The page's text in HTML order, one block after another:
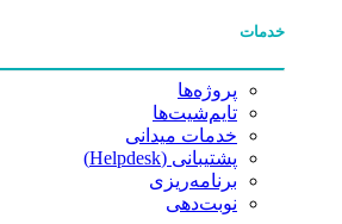
خدمات
پروژه‌ها
تایم‌شیت‌ها
خدمات میدانی
پشتیبانی (Helpdesk)
برنامه‌ریزی
نوبت‌دهی